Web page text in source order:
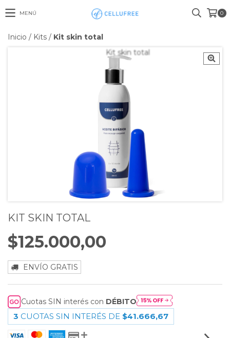
MENÚ 0
Inicio / Kits / Kit skin total
KIT SKIN TOTAL
$125.000,00
ENVÍO GRATIS
Cuotas SIN interés con DÉBITO
3 CUOTAS SIN INTERÉS DE $41.666,67